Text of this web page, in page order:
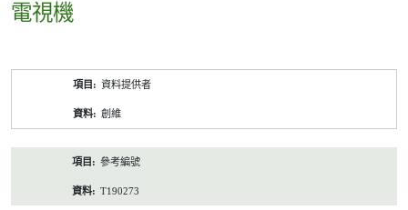
電視機
資料提供者
創維
參考編號
T190273